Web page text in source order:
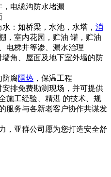
，电缆沟防水堵漏
：如桥梁，水池，水塔， 消
，室内花园，贮油 罐，贮油
电梯井等渗、漏水治理
角、屋面及地下室外墙的防
防腐隔热 ，保温工程
排免费勘测现场，并可提供
施工经验、精湛 的技术、规
服务与各新老客户协作共谋发
，亚群公司愿为您打造安全舒